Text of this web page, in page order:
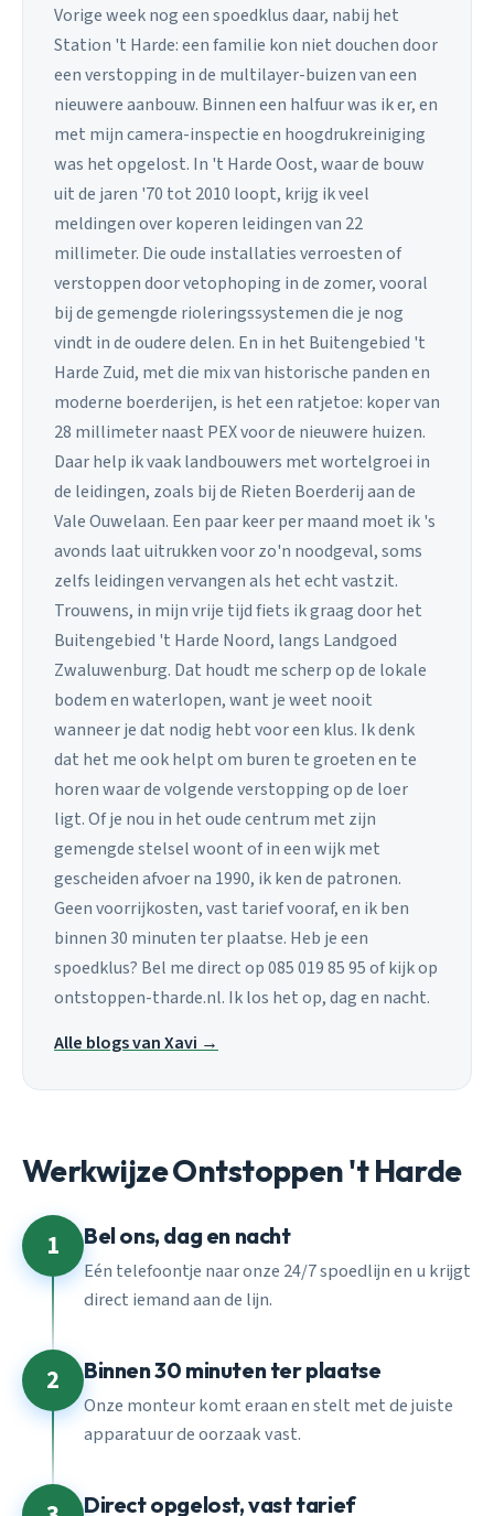
Vorige week nog een spoedklus daar, nabij het
Station 't Harde: een familie kon niet douchen door
een verstopping in de multilayer-buizen van een
nieuwere aanbouw. Binnen een halfuur was ik er, en
met mijn camera-inspectie en hoogdrukreiniging
was het opgelost. In 't Harde Oost, waar de bouw
uit de jaren '70 tot 2010 loopt, krijg ik veel
meldingen over koperen leidingen van 22
millimeter. Die oude installaties verroesten of
verstoppen door vetophoping in de zomer, vooral
bij de gemengde rioleringssystemen die je nog
vindt in de oudere delen. En in het Buitengebied 't
Harde Zuid, met die mix van historische panden en
moderne boerderijen, is het een ratjetoe: koper van
28 millimeter naast PEX voor de nieuwere huizen.
Daar help ik vaak landbouwers met wortelgroei in
de leidingen, zoals bij de Rieten Boerderij aan de
Vale Ouwelaan. Een paar keer per maand moet ik 's
avonds laat uitrukken voor zo'n noodgeval, soms
zelfs leidingen vervangen als het echt vastzit.
Trouwens, in mijn vrije tijd fiets ik graag door het
Buitengebied 't Harde Noord, langs Landgoed
Zwaluwenburg. Dat houdt me scherp op de lokale
bodem en waterlopen, want je weet nooit
wanneer je dat nodig hebt voor een klus. Ik denk
dat het me ook helpt om buren te groeten en te
horen waar de volgende verstopping op de loer
ligt. Of je nou in het oude centrum met zijn
gemengde stelsel woont of in een wijk met
gescheiden afvoer na 1990, ik ken de patronen.
Geen voorrijkosten, vast tarief vooraf, en ik ben
binnen 30 minuten ter plaatse. Heb je een
spoedklus? Bel me direct op 085 019 85 95 of kijk op
ontstoppen-tharde.nl. Ik los het op, dag en nacht.
Alle blogs van Xavi →
Werkwijze Ontstoppen 't Harde
1 Bel ons, dag en nacht
Eén telefoontje naar onze 24/7 spoedlijn en u krijgt
direct iemand aan de lijn.
2 Binnen 30 minuten ter plaatse
Onze monteur komt eraan en stelt met de juiste
apparatuur de oorzaak vast.
Direct opgelost, vast tarief